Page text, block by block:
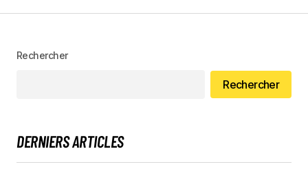
Rechercher
Rechercher
DERNIERS ARTICLES